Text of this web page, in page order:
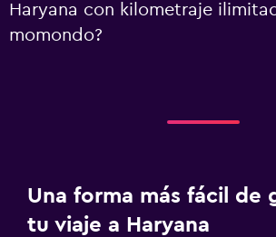
Haryana con kilometraje
momondo?
Una forma más fácil de
tu viaje a Haryana